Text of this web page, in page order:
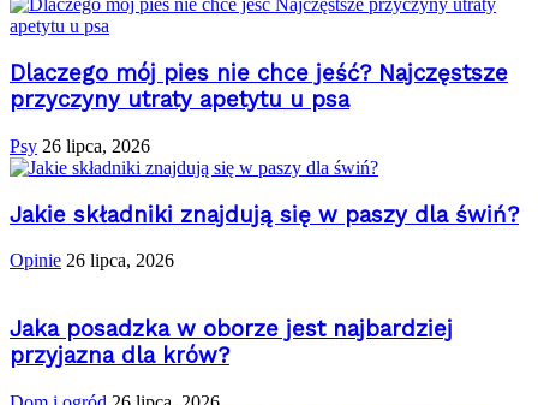
Dlaczego mój pies nie chce jeść? Najczęstsze
przyczyny utraty apetytu u psa
Psy 26 lipca, 2026
Jakie składniki znajdują się w paszy dla świń?
Opinie 26 lipca, 2026
Jaka posadzka w oborze jest najbardziej
przyjazna dla krów?